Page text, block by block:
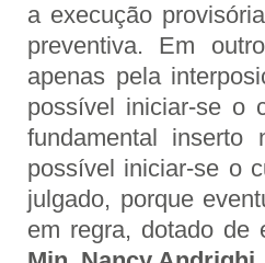
a execução
preventiva. Em
apenas pela
possível iniciar-se o
fundamental
possível iniciar-se o
julgado, porque
em regra, dotado de